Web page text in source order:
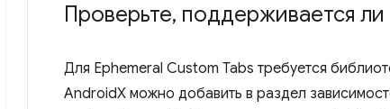
Проверьте, поддерживается
Для Ephemeral Custom Tabs требуется
AndroidX можно добавить в раздел